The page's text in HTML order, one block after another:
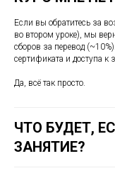
Если вы обратитесь за
во втором уроке), мы
сборов за перевод
сертификата и доступа к
Да, всё так просто.
ЧТО БУДЕТ,
ЗАНЯТИЕ?